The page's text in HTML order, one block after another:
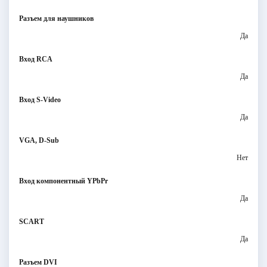
Разъем для наушников
Да
Вход RCA
Да
Вход S-Video
Да
VGA, D-Sub
Нет
Вход компонентный YPbPr
Да
SCART
Да
Разъем DVI